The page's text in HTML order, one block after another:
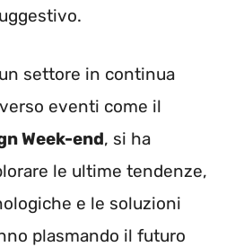
settore in continua
eventi come il
Week-end, si ha
le ultime tendenze,
e le soluzioni
plasmando il futuro